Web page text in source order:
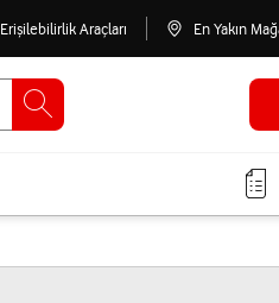
Erişilebilirlik Araçları En Yakın